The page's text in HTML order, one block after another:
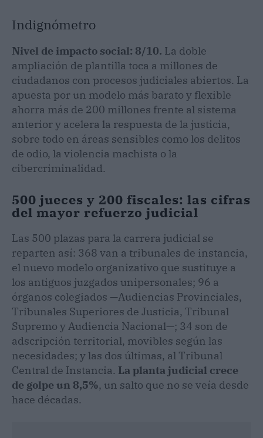
Indignómetro
Nivel de impacto social: 8/10. La doble
ampliación de plantilla toca a millones de
ciudadanos con procesos judiciales abiertos. La
apuesta por un modelo más barato y flexible
ahorra más de 200 millones frente al sistema
anterior y acelera la respuesta de la justicia,
sobre todo en áreas sensibles como los delitos
de odio, la violencia machista o la
cibercriminalidad.
500 jueces y 200 fiscales: las cifras
del mayor refuerzo judicial
Las 500 plazas para la carrera judicial se
reparten así: 368 van a tribunales de instancia,
el nuevo modelo organizativo que sustituye a
los antiguos juzgados unipersonales; 96 a
órganos colegiados —Audiencias Provinciales,
Tribunales Superiores de Justicia, Tribunal
Supremo y Audiencia Nacional—; 34 son de
adscripción territorial, movibles según las
necesidades; y las dos últimas, al Tribunal
Central de Instancia. La planta judicial crece
de golpe un 8,5%, un salto que no se veía desde
hace décadas.